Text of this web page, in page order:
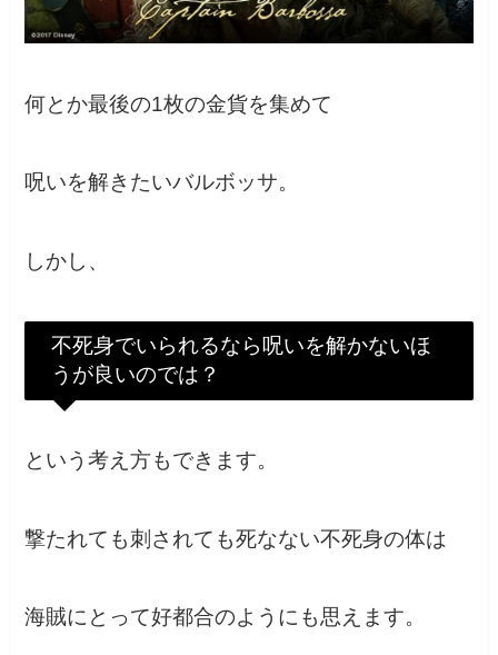
何とか最後の1枚の金貨を集めて
呪いを解きたいバルボッサ。
しかし、
不死身でいられるなら呪いを解かないほ
うが良いのでは？
という考え方もできます。
撃たれても刺されても死なない不死身の体は
海賊にとって好都合のようにも思えます。